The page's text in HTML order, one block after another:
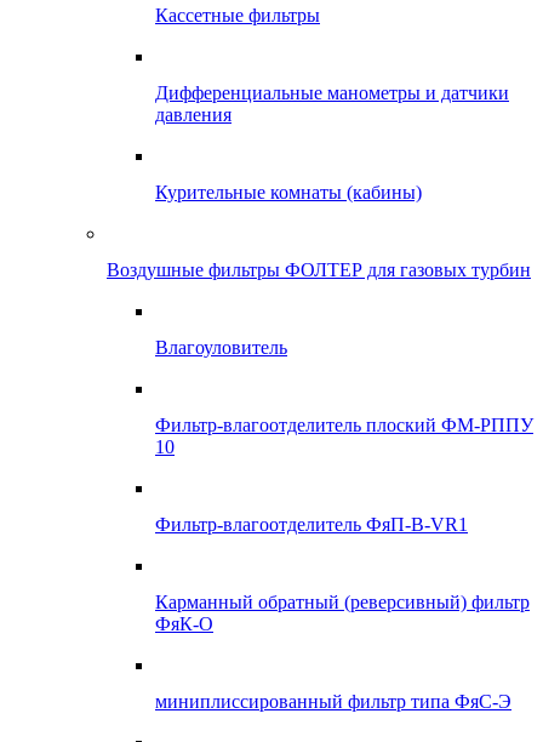
Кассетные фильтры
Дифференциальные манометры и датчики
давления
Курительные комнаты (кабины)
Воздушные фильтры ФОЛТЕР для газовых турбин
Влагоуловитель
Фильтр-влагоотделитель плоский ФМ-РППУ
10
Фильтр-влагоотделитель ФяП-В-VR1
Карманный обратный (реверсивный) фильтр
ФяК-О
миниплиссированный фильтр типа ФяС-Э